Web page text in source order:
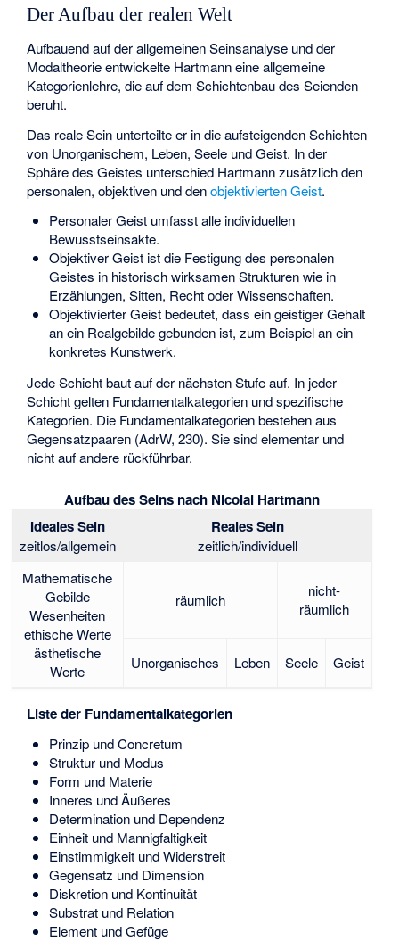
Der Aufbau der realen Welt
Aufbauend auf der allgemeinen Seinsanalyse und der
Modaltheorie entwickelte Hartmann eine allgemeine
Kategorienlehre, die auf dem Schichtenbau des Seienden
beruht.
Das reale Sein unterteilte er in die aufsteigenden Schichten
von Unorganischem, Leben, Seele und Geist. In der
Sphäre des Geistes unterschied Hartmann zusätzlich den
personalen, objektiven und denobjektivierten Geist.
Personaler Geist umfasst alle individuellen
Bewusstseinsakte.
Objektiver Geist ist die Festigung des personalen
Geistes in historisch wirksamen Strukturen wie in
Erzählungen, Sitten, Recht oder Wissenschaften.
Objektivierter Geist bedeutet, dass ein geistiger Gehalt
an ein Realgebilde gebunden ist, zum Beispiel an ein
konkretes Kunstwerk.
Jede Schicht baut auf der nächsten Stufe auf. In jeder
Schicht gelten Fundamentalkategorien und spezifische
Kategorien. Die Fundamentalkategorien bestehen aus
Gegensatzpaaren (AdrW, 230). Sie sind elementar und
nicht auf andere rückführbar.
Aufbau des Seins nach Nicolai Hartmann
Ideales Sein
zeitlos/allgemein
Reales Sein
zeitlich/individuell
Mathematische
Gebilde
Wesenheiten
ethische Werte
ästhetische
Werte
räumlich
nicht-
räumlich
Unorganisches Leben Seele Geist
Liste der Fundamentalkategorien
Prinzip und Concretum
Struktur und Modus
Form und Materie
Inneres und Äußeres
Determination und Dependenz
Einheit und Mannigfaltigkeit
Einstimmigkeit und Widerstreit
Gegensatz und Dimension
Diskretion und Kontinuität
Substrat und Relation
Element und Gefüge